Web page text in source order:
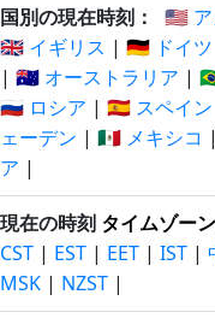
国別の現在時刻： 🇺🇸
🇬🇧 イギリス | 🇩🇪 ドイツ
| 🇦🇺 オーストラリア |
🇷🇺 ロシア | 🇪🇸 スペイン
ェーデン | 🇲🇽 メキシコ |
ア |
現在の時刻 タイムゾーン
CST | EST | EET | IST |
MSK | NZST |